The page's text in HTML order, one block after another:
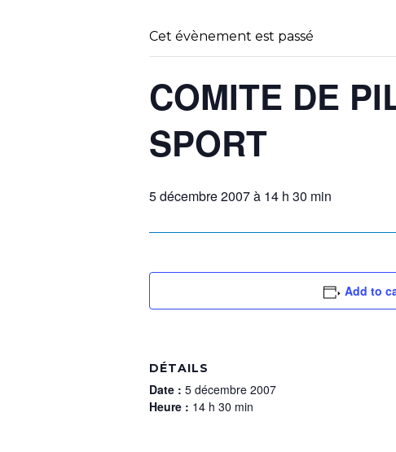
Cet évènement est passé
COMITE DE
SPORT
5 décembre 2007 à 14 h 30 min
Add to
DÉTAILS
Date : 5 décembre 2007
Heure : 14 h 30 min